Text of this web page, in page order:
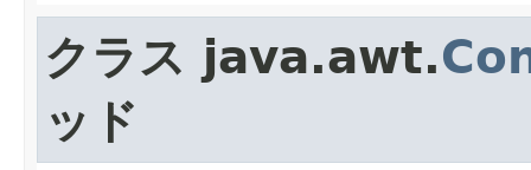
クラス java.awt.
ッド